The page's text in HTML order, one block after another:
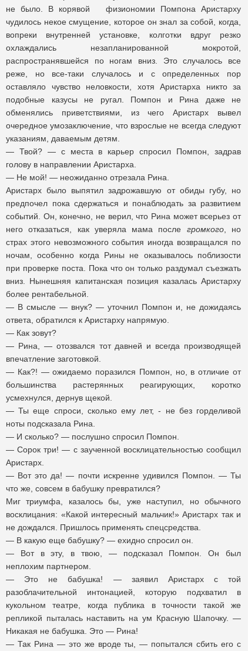
не было. В корявой физиономии Помпона Аристарху
чудилось некое смущение, которое он знал за собой, когда,
вопреки внутренней установке, колготки вдруг резко
охлаждались незапланированной мокротой,
распространявшейся по ногам вниз. Это случалось все
реже, но все-таки случалось и с определенных пор
оставляло чувство неловкости, хотя Аристарха никто за
подобные казусы не ругал. Помпон и Рина даже не
обменялись приветствиями, из чего Аристарх вывел
очередное умозаключение, что взрослые не всегда следуют
указаниям, даваемым детям.
— Твой? — с места в карьер спросил Помпон, задрав
голову в направлении Аристарха.
— Не мой! — неожиданно отрезала Рина.
Аристарх было выпятил задрожавшую от обиды губу, но
предпочел пока сдержаться и понаблюдать за развитием
событий. Он, конечно, не верил, что Рина может всерьез от
него отказаться, как уверяла мама после громкого, но
страх этого невозможного события иногда возвращался по
ночам, особенно когда Рины не оказывалось поблизости
при проверке поста. Пока что он только раздумал съезжать
вниз. Нынешняя капитанская позиция казалась Аристарху
более рентабельной.
— В смысле — внук? — уточнил Помпон и, не дожидаясь
ответа, обратился к Аристарху напрямую.
— Как зовут?
— Рина, — отозвался тот давней и всегда производящей
впечатление заготовкой.
— Как?! — ожидаемо поразился Помпон, но, в отличие от
большинства растерянных реагирующих, коротко
усмехнулся, дернув щекой.
— Ты еще спроси, сколько ему лет, - не без горделивой
ноты подсказала Рина.
— И сколько? — послушно спросил Помпон.
— Сорок три! — с заученной восклицательностью сообщил
Аристарх.
— Вот это да! — почти искренне удивился Помпон. — Ты
что же, совсем в бабушку превратился?
Миг триумфа, казалось бы, уже наступил, но обычного
восклицания: «Какой интересный мальчик!» Аристарх так и
не дождался. Пришлось применять спецсредства.
— В какую еще бабушку? — ехидно спросил он.
— Вот в эту, в твою, — подсказал Помпон. Он был
неплохим партнером.
— Это не бабушка! — заявил Аристарх с той
разоблачительной интонацией, которую подхватил в
кукольном театре, когда публика в точности такой же
репликой пыталась наставить на ум Красную Шапочку. —
Никакая не бабушка. Это — Рина!
— Так Рина — это же вроде ты, — попытался сбить его с